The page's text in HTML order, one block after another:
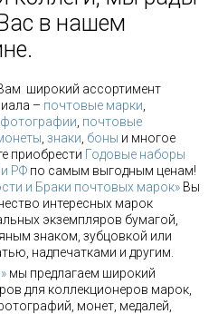
в нашем
широкий ассортимент
– почтовые марки
фотографии почтовые
знаки боны и многое
приобрести Годовые наборы
РФ по самым выгодным ценам!
и Браки почтовых марок» Вы
интересных марок
экземпляров бумагой,
знаком, зубцовкой или
надпечатками и другим.
мы предлагаем широкий
для коллекционеров марок,
монет, медалей,